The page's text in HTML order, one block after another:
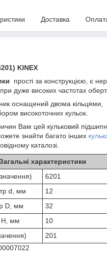
Доставка
KINEX
прості за конструкцією, є
дуже високих частотах
оснащений двома кільцями,
високоточних кульок.
Вам цей кульковий
знайти багато інших
каталозі.
характеристики
6201
d, мм
12
D, мм
32
H, мм
10
201